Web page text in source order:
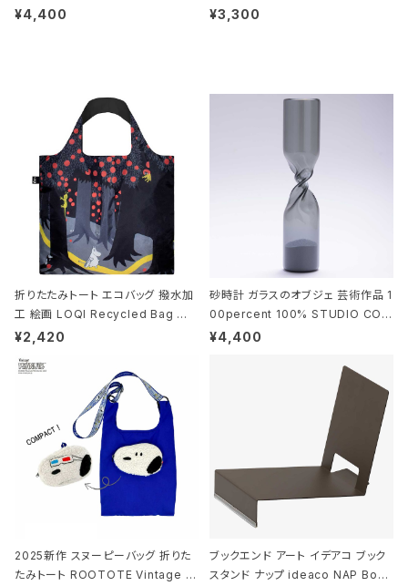
010 シザーズ 6.5 ゴールド
¥4,400
deaco Umbrella Stand slim2 s
¥3,300
折りたたみトート エコバッグ 撥水加
工 絵画 LOQI Recycled Bag ロ
ーキー 大きめ トートバッグ MOOMI
¥2,420
砂時計 ガラスのオブジェ 芸術作品 1
00percent 100% STUDIO COH
AKU Timeless 100パーセント ス
¥4,400
2025新作 スヌーピーバッグ 折りた
たみトート ROOTOTE Vintage P
ブックエンド アート イデアコ ブック
スタンド ナップ ideaco NAP Book